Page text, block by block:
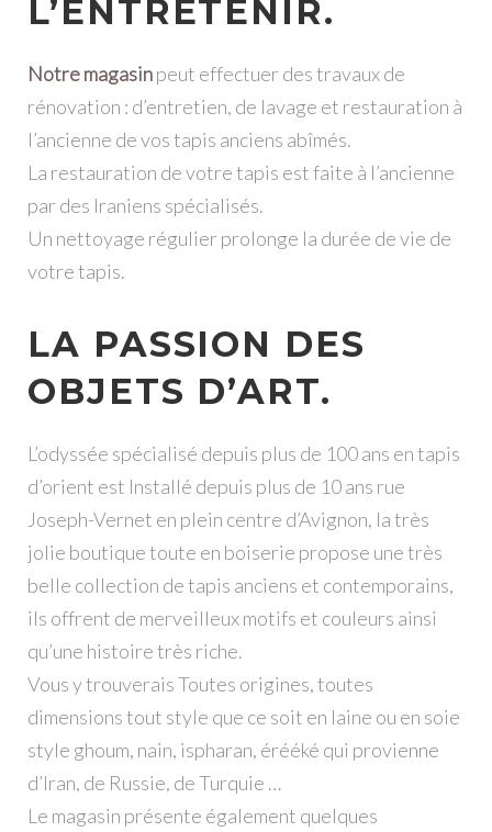
L’ENTRETENIR.
Notre magasinpeut effectuer des travaux de
rénovation : d’entretien, de lavage et restauration à
l’ancienne de vos tapis anciens abîmés.
La restauration de votre tapis est faite à l’ancienne
par des Iraniens spécialisés.
Un nettoyage régulier prolonge la durée de vie de
votre tapis.
LA PASSION DES
OBJETS D’ART.
L’odyssée spécialisé depuis plus de 100 ans en tapis
d’orient est Installé depuis plus de 10 ans rue
Joseph-Vernet en plein centre d’Avignon, la très
jolie boutique toute en boiserie propose une très
belle collection de tapis anciens et contemporains,
ils offrent de merveilleux motifs et couleurs ainsi
qu’une histoire très riche.
Vous y trouverais Toutes origines, toutes
dimensions tout style que ce soit en laine ou en soie
style ghoum, nain, ispharan, érééké qui provienne
d’Iran, de Russie, de Turquie …
Le magasin présente également quelques